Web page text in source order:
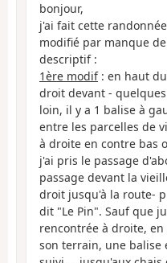
bonjour,
j'ai fait cette
modifié par manque
descriptif :
1ère modif: en haut
droit devant -
loin, il y a 1 balise à
entre les parcelles de
à droite en contre bas
j'ai pris le passage
passage devant la
droit jusqu'à la route-
dit "Le Pin". Sauf que
rencontrée à droite,
son terrain, une balise